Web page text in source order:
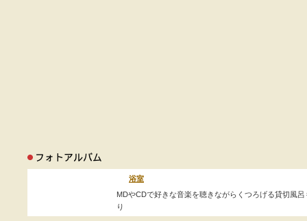
浴室
MDやCDで好きな音楽を聴きながらくつろげる貸切風呂
り